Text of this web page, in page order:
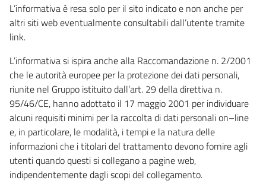
L’informativa è resa solo per il sito indicato e non anche per
altri siti web eventualmente consultabili dall’utente tramite
link.
L’informativa si ispira anche alla Raccomandazione n. 2/2001
che le autorità europee per la protezione dei dati personali,
riunite nel Gruppo istituito dall’art. 29 della direttiva n.
95/46/CE, hanno adottato il 17 maggio 2001 per individuare
alcuni requisiti minimi per la raccolta di dati personali on–line
e, in particolare, le modalità, i tempi e la natura delle
informazioni che i titolari del trattamento devono fornire agli
utenti quando questi si collegano a pagine web,
indipendentemente dagli scopi del collegamento.